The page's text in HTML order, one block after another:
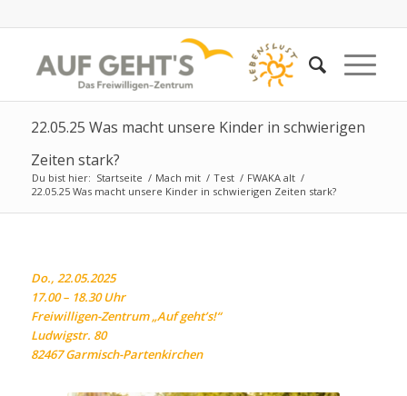
22.05.25 Was macht unsere Kinder in schwierigen
Zeiten stark?
Du bist hier: Startseite / Mach mit / Test / FWAKA alt /
22.05.25 Was macht unsere Kinder in schwierigen Zeiten stark?
Do., 22.05.2025
17.00 – 18.30 Uhr
Freiwilligen-Zentrum „Auf geht’s!“
Ludwigstr. 80
82467 Garmisch-Partenkirchen